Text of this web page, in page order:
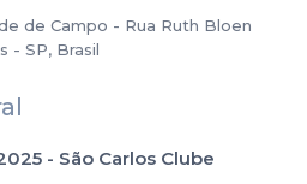
de Campo - Rua Ruth Bloen
- SP, Brasil
- São Carlos Clube